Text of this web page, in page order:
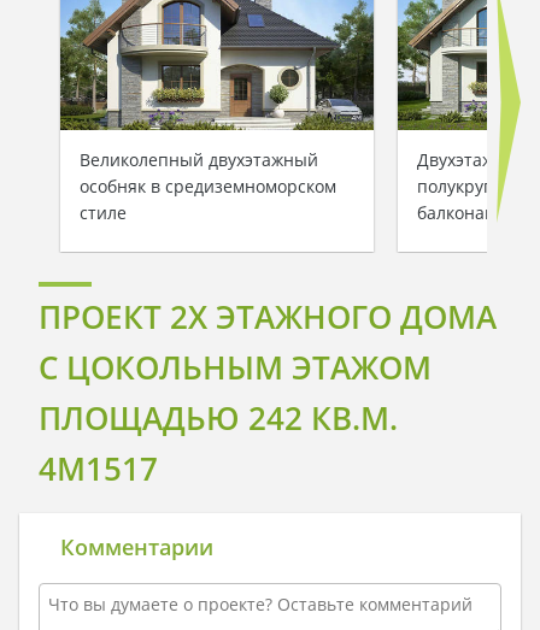
Великолепный двухэтажный
особняк в средиземноморском
стиле
Двухэтажный
балконами
ПРОЕКТ 2Х ЭТАЖНОГО ДОМА
С ЦОКОЛЬНЫМ ЭТАЖОМ
ПЛОЩАДЬЮ 242 КВ.М.
4M1517
Комментарии